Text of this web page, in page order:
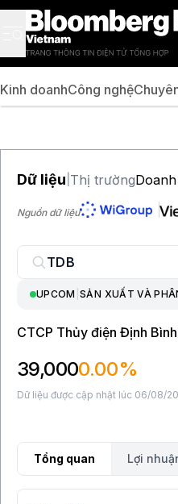
Kinh doanhCông nghệ
Dữ liệu Thị trường
Nguồn dữ liệu
UPCOM |SẢN XUẤT VÀ
CTCP Thủy điện Định Bình
39,0000.00%
Dữ liệu được cập nhật lúc 06/08/
Tổng quan Lợi